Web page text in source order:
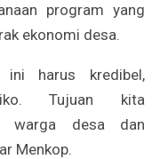
program yang
ekonomi desa.
ini harus kredibel,
Tujuan kita
warga desa dan
Menkop.